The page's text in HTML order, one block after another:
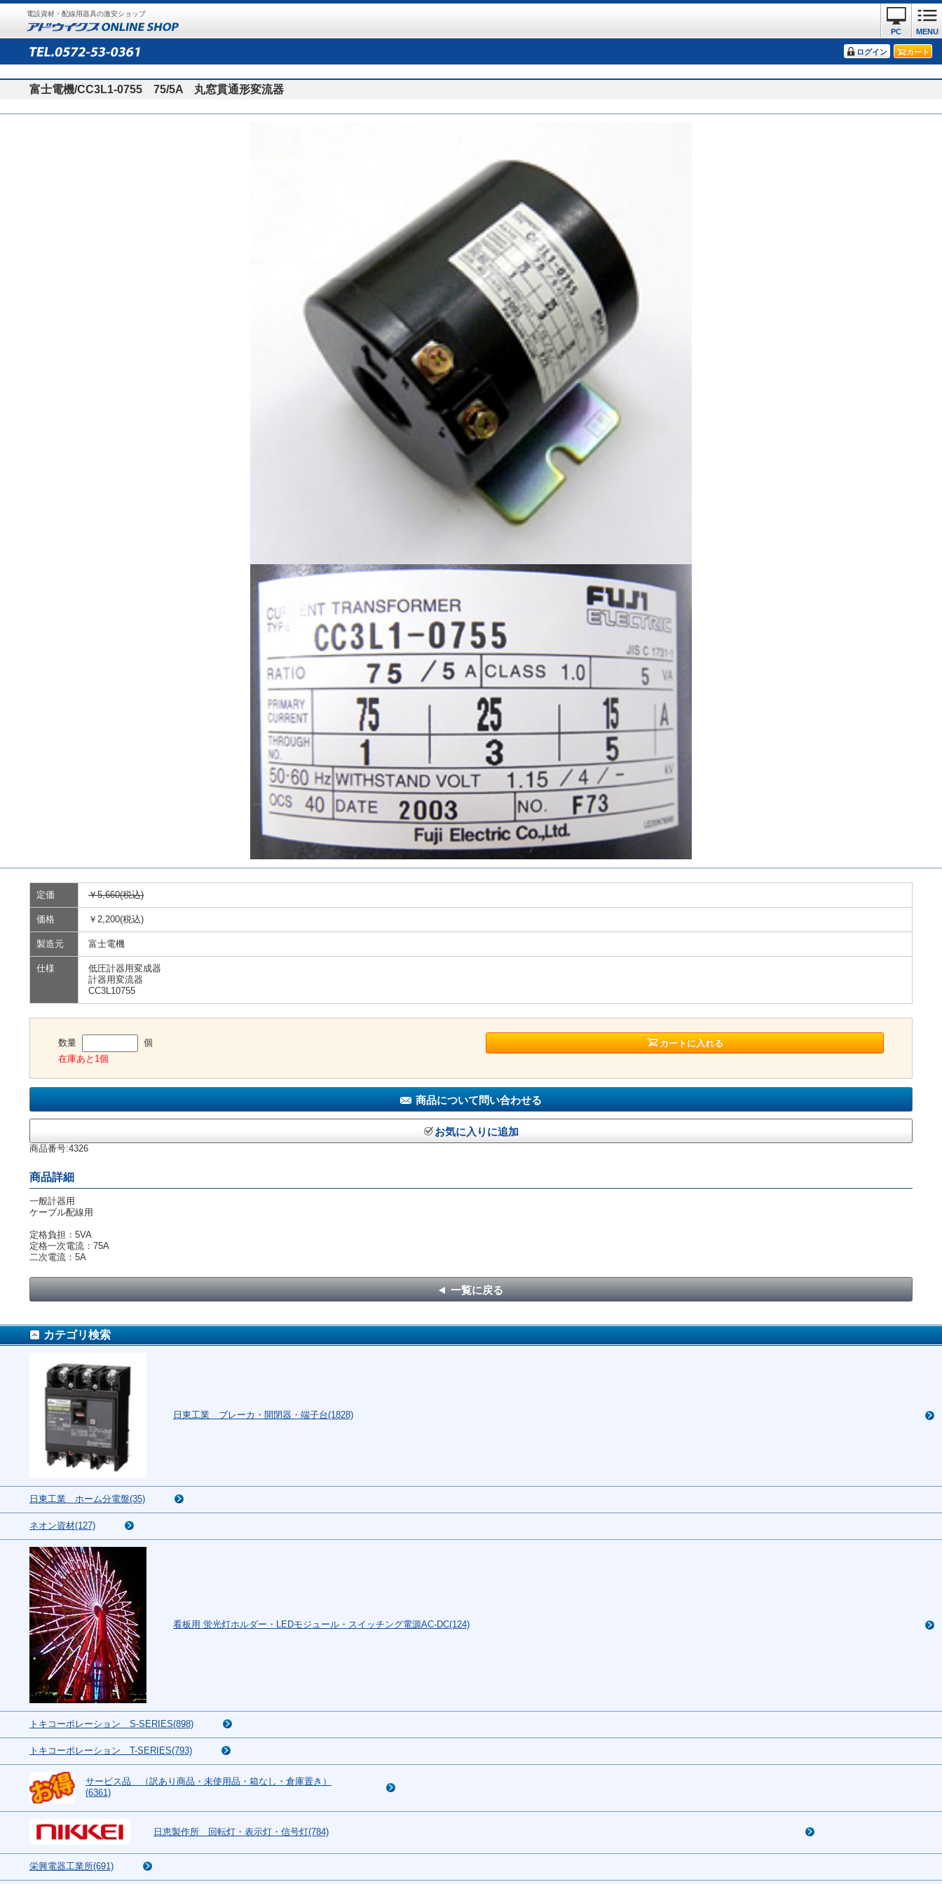
電設資材・配線用器具の激安ショップ
MENU
PC
ログイン カート
富士電機/CC3L1-0755 75/5A 丸窓貫通形変流器
定価 ￥5,660(税込)
価格 ￥2,200(税込)
製造元 富士電機
仕様
低圧計器用変成器
計器用変流器
CC3L10755
数量
個
在庫あと1個
カートに入れる
商品について問い合わせる
お気に入りに追加
商品番号:4326
商品詳細
一般計器用
ケーブル配線用
定格負担：5VA
定格一次電流：75A
二次電流：5A
一覧に戻る
カテゴリ検索
日東工業 ブレーカ・開閉器・端子台(1828)
日東工業 ホーム分電盤(35)
ネオン資材(127)
看板用 蛍光灯ホルダー・LEDモジュール・スイッチング電源AC-DC(124)
トキコーポレーション S-SERIES(898)
トキコーポレーション T-SERIES(793)
サービス品 （訳あり商品・未使用品・箱なし・倉庫置き）
(6361)
日恵製作所 回転灯・表示灯・信号灯(784)
栄興電器工業所(691)